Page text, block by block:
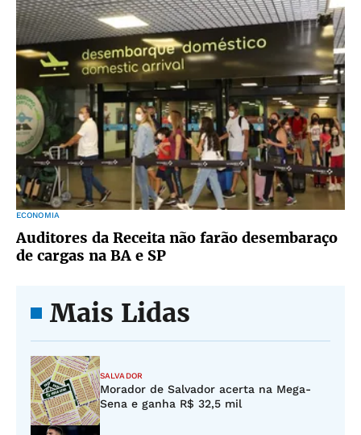
ECONOMIA
Auditores da Receita não farão desembaraço
de cargas na BA e SP
Mais Lidas
SALVADOR
Morador de Salvador acerta na Mega-
Sena e ganha R$ 32,5 mil